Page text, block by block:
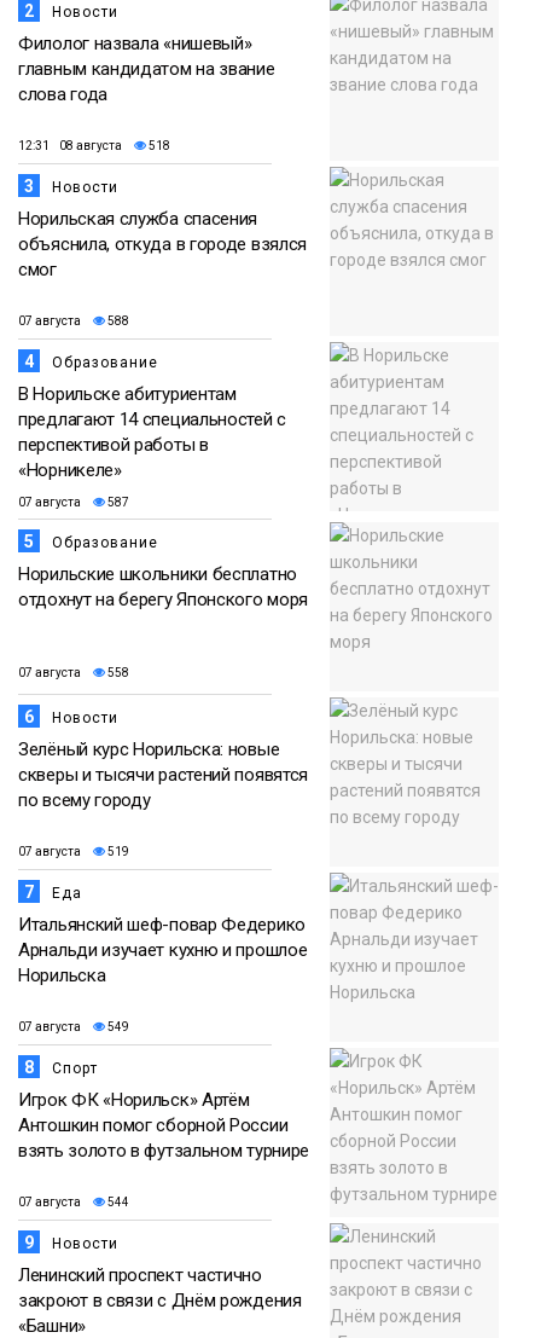
2 Новости
Филолог назвала «нишевый»
главным кандидатом на звание
слова года
12:31 08 августа 518
3 Новости
Норильская служба спасения
объяснила, откуда в городе взялся
смог
07 августа 588
4 Образование
В Норильске абитуриентам
предлагают 14 специальностей с
перспективой работы в
«Норникеле»
07 августа 587
5 Образование
Норильские школьники бесплатно
отдохнут на берегу Японского моря
07 августа 558
6 Новости
Зелёный курс Норильска: новые
скверы и тысячи растений появятся
по всему городу
07 августа 519
7 Еда
Итальянский шеф-повар Федерико
Арнальди изучает кухню и прошлое
Норильска
07 августа 549
8 Спорт
Игрок ФК «Норильск» Артём
Антошкин помог сборной России
взять золото в футзальном турнире
07 августа 544
9 Новости
Ленинский проспект частично
закроют в связи с Днём рождения
«Башни»